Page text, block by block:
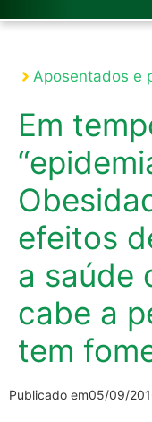
Aposentados e
Em
efeitos
a saúde
cabe a
tem
Publicado em05/09/